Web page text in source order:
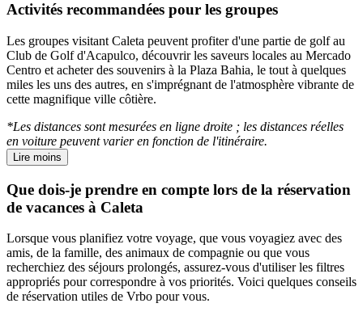
Activités recommandées pour les groupes
Les groupes visitant Caleta peuvent profiter d'une partie de golf au
Club de Golf d'Acapulco, découvrir les saveurs locales au Mercado
Centro et acheter des souvenirs à la Plaza Bahia, le tout à quelques
miles les uns des autres, en s'imprégnant de l'atmosphère vibrante de
cette magnifique ville côtière.
*Les distances sont mesurées en ligne droite ; les distances réelles
en voiture peuvent varier en fonction de l'itinéraire.
Lire moins
Que dois-je prendre en compte lors de la réservation
de vacances à Caleta
Lorsque vous planifiez votre voyage, que vous voyagiez avec des
amis, de la famille, des animaux de compagnie ou que vous
recherchiez des séjours prolongés, assurez-vous d'utiliser les filtres
appropriés pour correspondre à vos priorités. Voici quelques conseils
de réservation utiles de Vrbo pour vous.